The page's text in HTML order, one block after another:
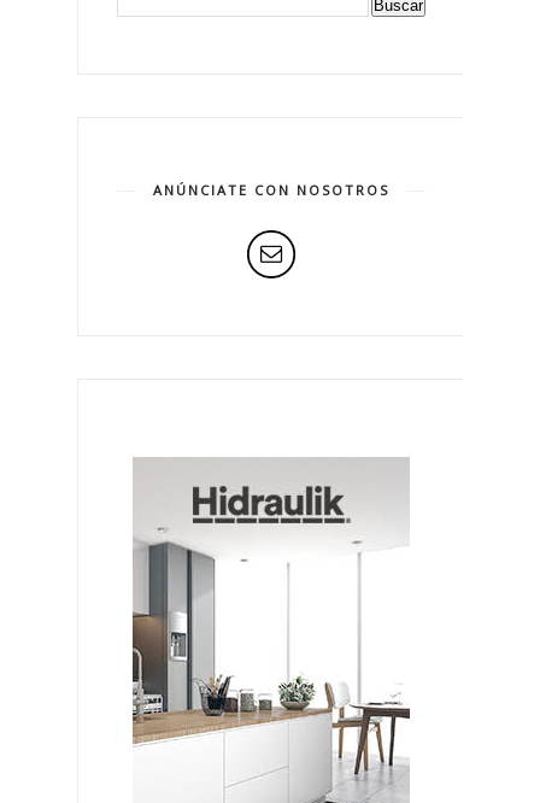
ANÚNCIATE CON NOSOTROS